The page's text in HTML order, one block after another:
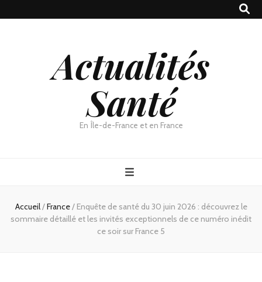
Actualités
Santé
En Île-de-France et en France
Accueil/France/ Enquête de santé du 30 juin 2026 : découvrez le
sommaire détaillé et les invités exceptionnels de ce numéro inédit
ce soir sur France 5